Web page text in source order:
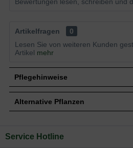
Artikelfragen
0
Lesen Sie von weiteren Kunden
Artikel mehr
Pflegehinweise
Pflanz- und Pflegetipps
Alternative Pflanzen
Sie suchen eine Alternative?
Service Hotline